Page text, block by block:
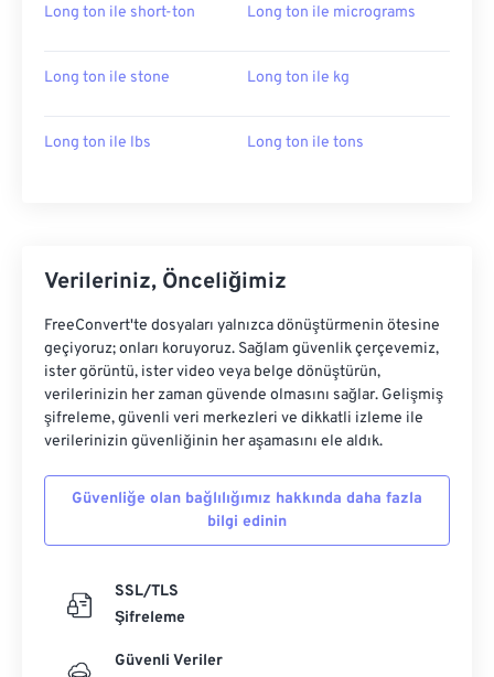
Long ton ile short-ton Long ton ile micrograms
Long ton ile stone Long ton ile kg
Long ton ile lbs Long ton ile tons
Verileriniz, Önceliğimiz
FreeConvert'te dosyaları yalnızca dönüştürmenin ötesine
geçiyoruz; onları koruyoruz. Sağlam güvenlik çerçevemiz,
ister görüntü, ister video veya belge dönüştürün,
verilerinizin her zaman güvende olmasını sağlar. Gelişmiş
şifreleme, güvenli veri merkezleri ve dikkatli izleme ile
verilerinizin güvenliğinin her aşamasını ele aldık.
Güvenliğe olan bağlılığımız hakkında daha fazla
bilgi edinin
SSL/TLS
Şifreleme
Güvenli Veriler